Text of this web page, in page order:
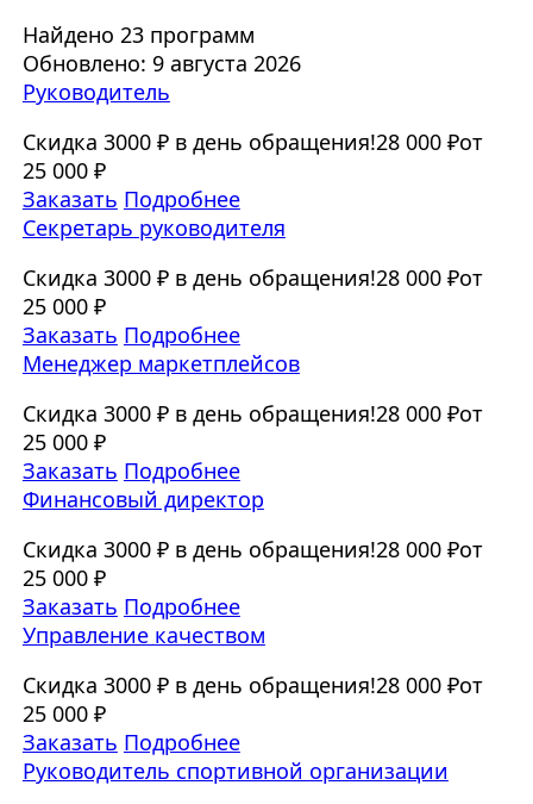
Найдено 23 программ
Обновлено: 9 августа 2026
Руководитель
Скидка 3000 ₽ в день обращения!28 000 ₽от
25 000 ₽
Заказать Подробнее
Секретарь руководителя
Скидка 3000 ₽ в день обращения!28 000 ₽от
25 000 ₽
Заказать Подробнее
Менеджер маркетплейсов
Скидка 3000 ₽ в день обращения!28 000 ₽от
25 000 ₽
Заказать Подробнее
Финансовый директор
Скидка 3000 ₽ в день обращения!28 000 ₽от
25 000 ₽
Заказать Подробнее
Управление качеством
Скидка 3000 ₽ в день обращения!28 000 ₽от
25 000 ₽
Заказать Подробнее
Руководитель спортивной организации